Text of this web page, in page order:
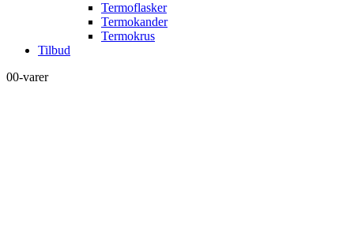
Termoflasker
Termokander
Termokrus
Tilbud
00-varer